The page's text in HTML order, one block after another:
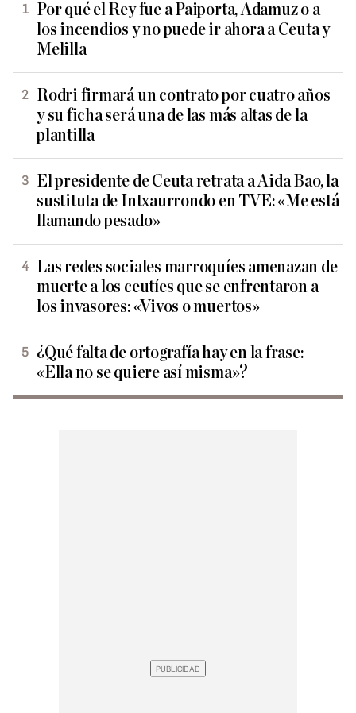
Por qué el Rey fue a Paiporta, Adamuz o a
los incendios y no puede ir ahora a Ceuta y
Melilla
Rodri firmará un contrato por cuatro años
y su ficha será una de las más altas de la
plantilla
El presidente de Ceuta retrata a Aida Bao, la
sustituta de Intxaurrondo en TVE: «Me está
llamando pesado»
Las redes sociales marroquíes amenazan de
muerte a los ceutíes que se enfrentaron a
los invasores: «Vivos o muertos»
¿Qué falta de ortografía hay en la frase:
«Ella no se quiere así misma»?